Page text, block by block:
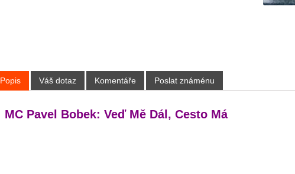
Popis Váš dotaz Komentáře Poslat známénu
MC Pavel Bobek: Veď Mě Dál, Cesto Má